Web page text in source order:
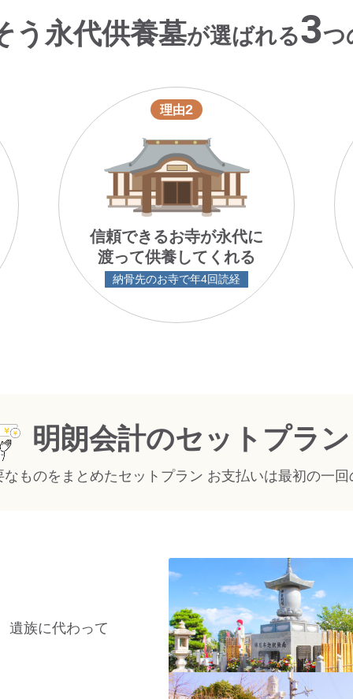
う永代供養墓が選ばれる3つ
理由2
信頼できるお寺が永代に
渡って供養してくれる
納骨先のお寺で年4回読経
明朗会計のセットプラン
なものをまとめたセットプラン お支払いは最初の一回
遺族に代わって